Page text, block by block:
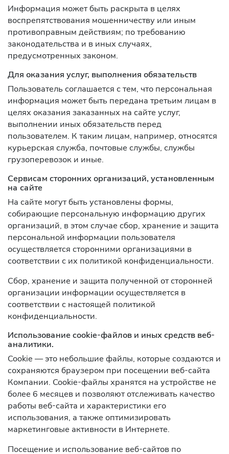
Информация может быть раскрыта в целях
воспрепятствования мошенничеству или иным
противоправным действиям; по требованию
законодательства и в иных случаях,
предусмотренных законом.
Для оказания услуг, выполнения обязательств
Пользователь соглашается с тем, что персональная
информация может быть передана третьим лицам в
целях оказания заказанных на сайте услуг,
выполнении иных обязательств перед
пользователем. К таким лицам, например, относятся
курьерская служба, почтовые службы, службы
грузоперевозок и иные.
Сервисам сторонних организаций, установленным
на сайте
На сайте могут быть установлены формы,
собирающие персональную информацию других
организаций, в этом случае сбор, хранение и защита
персональной информации пользователя
осуществляется сторонними организациями в
соответствии с их политикой конфиденциальности.
Сбор, хранение и защита полученной от сторонней
организации информации осуществляется в
соответствии с настоящей политикой
конфиденциальности.
Использование cookie-файлов и иных средств веб-
аналитики.
Cookie — это небольшие файлы, которые создаются и
сохраняются браузером при посещении веб-сайта
Компании. Cookie-файлы хранятся на устройстве не
более 6 месяцев и позволяют отслеживать качество
работы веб-сайта и характеристики его
использования, а также оптимизировать
маркетинговые активности в Интернете.
Посещение и использование веб-сайтов по